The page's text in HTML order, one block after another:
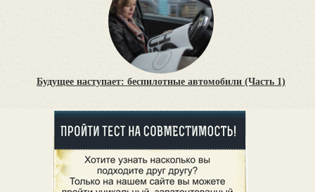
Будущее наступает: беспилотные автомобили (Часть 1)